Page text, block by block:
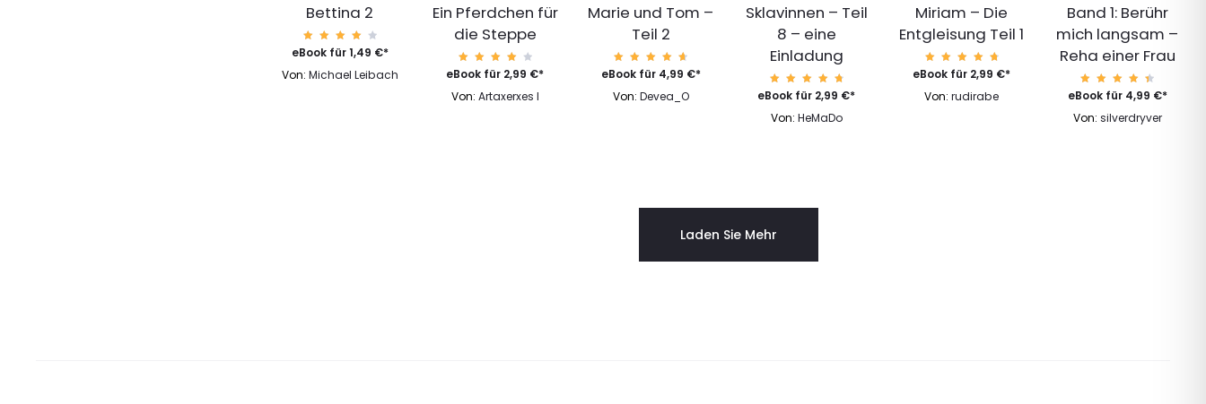
Bettina 2
Bewert
et mit
von 5
eBook für1,49 €*
Von: Michael Leibach
Ein Pferdchen für
die Steppe
Bewer
tet
4.00
eBook für 2,99 €*
Von: Artaxerxes I
Marie und Tom –
Teil 2
Bewert
et mit
von 5
eBook für 4,99 €*
Von: Devea_O
Sklavinnen – Teil
8 – eine
Einladung
Bewert
et mit
von 5
eBook für 2,99 €*
Von: HeMaDo
Miriam – Die
Entgleisung Teil 1
Bewert
et mit
von 5
eBook für 2,99 €*
Von:rudirabe
Band 1: Berühr
mich langsam –
Reha einer Frau
Bewert
et mit
von 5
eBook für 4,99 €*
Von: silverdryver
Laden Sie Mehr